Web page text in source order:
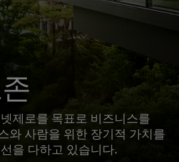
제로를 목표로 비즈니스를
와 사람을 위한 장기적 가치를
을 다하고 있습니다.